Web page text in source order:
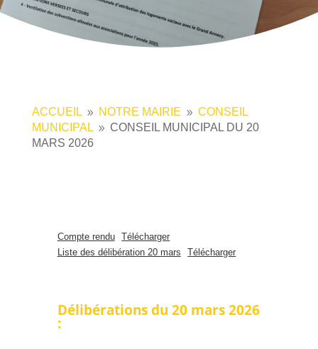
ACCUEIL 9 NOTRE MAIRIE 9 CONSEIL
MUNICIPAL 9 CONSEIL MUNICIPAL DU 20
MARS 2026
Compte rendu
Télécharger
Liste des délibération 20 mars
Télécharger
Délibérations du 20 mars 2026
: